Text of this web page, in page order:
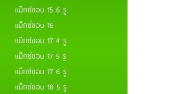
แม็กซ์ขอบ 15 6 รู
แม็กซ์ขอบ 16
แม็กซ์ขอบ 17 4 รู
แม็กซ์ขอบ 17 5 รู
แม็กซ์ขอบ 17 6 รู
แม็กซ์ขอบ 18 5 รู